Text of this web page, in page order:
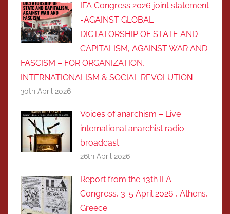
IFA Congress 2026 joint statement
-AGAINST GLOBAL
DICTATORSHIP OF STATE AND
CAPITALISM, AGAINST WAR AND
FASCISM – FOR ORGANIZATION,
INTERNATIONALISM & SOCIAL REVOLUTIOΝ
30th April 2026
Voices of anarchism – Live
international anarchist radio
broadcast
26th April 2026
Report from the 13th IFA
Congress, 3-5 April 2026 , Athens,
Greece